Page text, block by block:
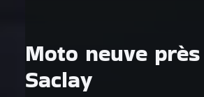
Moto neuve
Saclay